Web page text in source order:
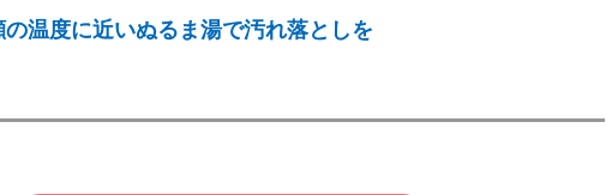
温度に近いぬるま湯で汚れ落としを